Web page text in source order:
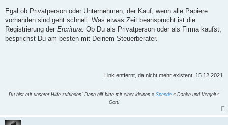
Egal ob Privatperson oder Unternehmen, der Kauf, wenn alle Papiere
vorhanden sind geht schnell. Was etwas Zeit beansprucht ist die
Registrierung der Ercritura. Ob Du als Privatperson oder als Firma kaufst,
besprichst Du am besten mit Deinem Steuerberater.
Link entfernt, da nicht mehr existent. 15.12.2021
Du bist mit unserer Hilfe zufrieden! Dann hilf bitte mit einer kleinen » Spende« Danke und Vergelt's
Gott!